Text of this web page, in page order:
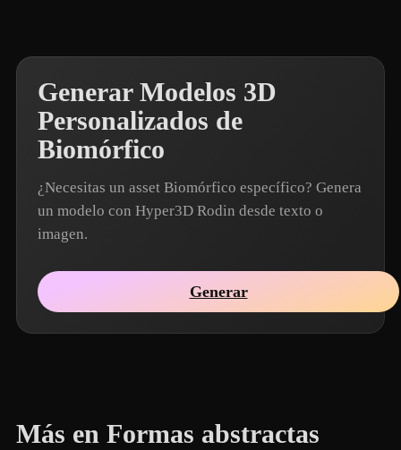
Generar Modelos 3D
Personalizados de
Biomórfico
¿Necesitas un asset Biomórfico específico? Genera
un modelo con Hyper3D Rodin desde texto o
imagen.
Generar
Más en Formas abstractas